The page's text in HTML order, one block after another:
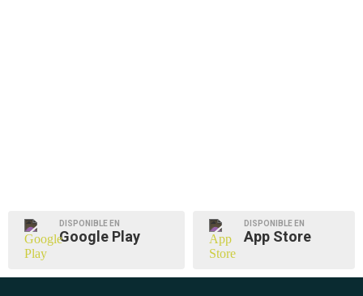
DISPONIBLE EN
Google Play
DISPONIBLE EN
App Store